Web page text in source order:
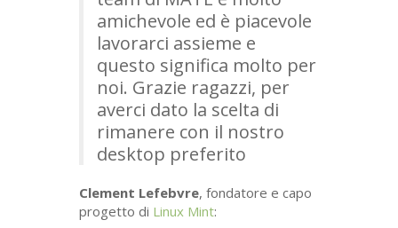
amichevole ed è piacevole
lavorarci assieme e
questo significa molto per
noi. Grazie ragazzi, per
averci dato la scelta di
rimanere con il nostro
desktop preferito
Clement Lefebvre, fondatore e capo
progetto di Linux Mint: